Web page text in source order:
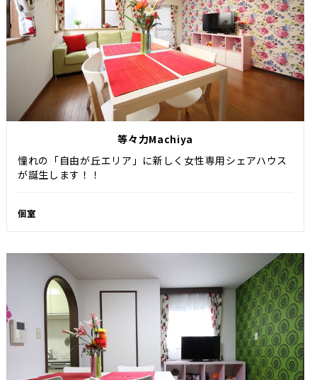
等々力Machiya
憧れの「自由が丘エリア」に新しく女性専用シェアハウス
が誕生します！！
個室